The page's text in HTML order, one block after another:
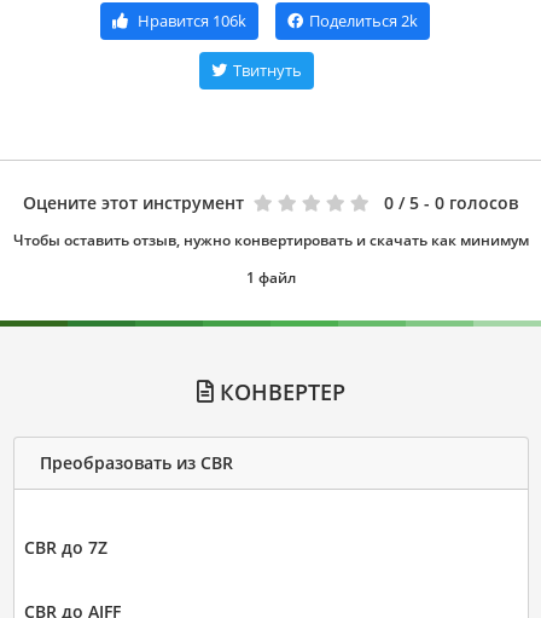
Нравится 106k Поделиться 2k
Твитнуть
Оцените этот инструмент 0 / 5 - 0 голосов
Чтобы оставить отзыв, нужно конвертировать и скачать как минимум
1 файл
КОНВЕРТЕР
Преобразовать из CBR
CBR до 7Z
CBR до AIFF